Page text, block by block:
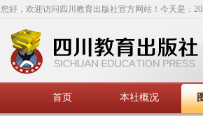
您好，欢迎访问四川教育出版社官方网站！今天是：
首页 本社概况